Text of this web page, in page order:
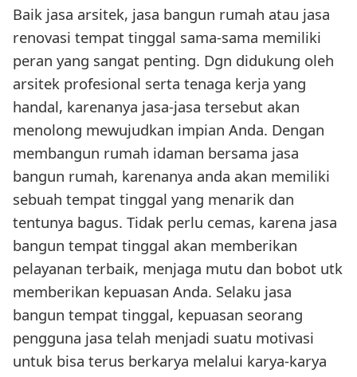
Baik jasa arsitek, jasa bangun rumah atau jasa
renovasi tempat tinggal sama-sama memiliki
peran yang sangat penting. Dgn didukung oleh
arsitek profesional serta tenaga kerja yang
handal, karenanya jasa-jasa tersebut akan
menolong mewujudkan impian Anda. Dengan
membangun rumah idaman bersama jasa
bangun rumah, karenanya anda akan memiliki
sebuah tempat tinggal yang menarik dan
tentunya bagus. Tidak perlu cemas, karena jasa
bangun tempat tinggal akan memberikan
pelayanan terbaik, menjaga mutu dan bobot utk
memberikan kepuasan Anda. Selaku jasa
bangun tempat tinggal, kepuasan seorang
pengguna jasa telah menjadi suatu motivasi
untuk bisa terus berkarya melalui karya-karya